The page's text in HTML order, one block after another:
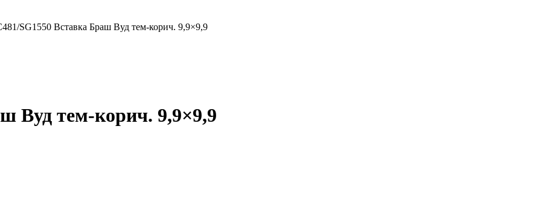
SG1550 Вставка Браш Вуд тем-корич. 9,9×9,9
Вуд тем-корич. 9,9×9,9